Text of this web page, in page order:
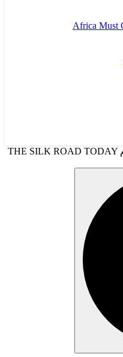
Copyright © 2026 طريق الحرير اليوم THE SILK ROAD TODAY